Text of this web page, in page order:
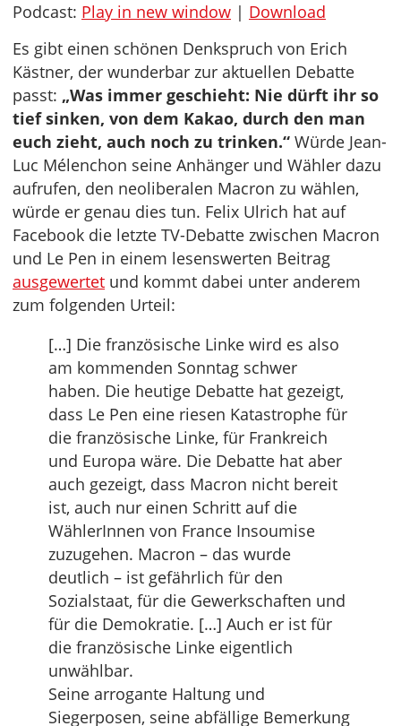
Podcast: Play in new window | Download
Es gibt einen schönen Denkspruch von Erich
Kästner, der wunderbar zur aktuellen Debatte
passt: „Was immer geschieht: Nie dürft ihr so
tief sinken, von dem Kakao, durch den man
euch zieht, auch noch zu trinken.“ Würde Jean-
Luc Mélenchon seine Anhänger und Wähler dazu
aufrufen, den neoliberalen Macron zu wählen,
würde er genau dies tun. Felix Ulrich hat auf
Facebook die letzte TV-Debatte zwischen Macron
und Le Pen in einem lesenswerten Beitrag
ausgewertet und kommt dabei unter anderem
zum folgenden Urteil:
[…] Die französische Linke wird es also
am kommenden Sonntag schwer
haben. Die heutige Debatte hat gezeigt,
dass Le Pen eine riesen Katastrophe für
die französische Linke, für Frankreich
und Europa wäre. Die Debatte hat aber
auch gezeigt, dass Macron nicht bereit
ist, auch nur einen Schritt auf die
WählerInnen von France Insoumise
zuzugehen. Macron – das wurde
deutlich – ist gefährlich für den
Sozialstaat, für die Gewerkschaften und
für die Demokratie. […] Auch er ist für
die französische Linke eigentlich
unwählbar.
Seine arrogante Haltung und
Siegerposen, seine abfällige Bemerkung